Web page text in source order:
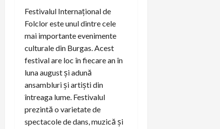
Festivalul Internațional de
Folclor este unul dintre cele
mai importante evenimente
culturale din Burgas. Acest
festival are loc în fiecare an în
luna august și adună
ansambluri și artiști din
întreaga lume. Festivalul
prezintă o varietate de
spectacole de dans, muzică și